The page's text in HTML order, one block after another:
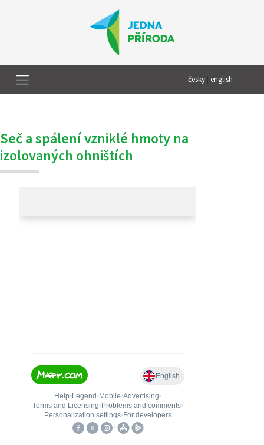
česky english
Seč a spálení vzniklé hmoty na
izolovaných ohništích